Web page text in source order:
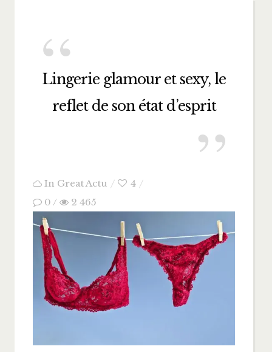
Lingerie glamour et sexy, le
reflet de son état d’esprit
In Great Actu
4
0 / 2 465